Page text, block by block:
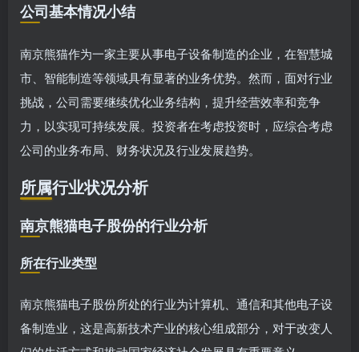
公司基本情况小结
南京熊猫作为一家主要从事电子设备制造的企业，在智慧城
市、智能制造等领域具有显著的业务优势。然而，面对行业
挑战，公司需要继续优化业务结构，提升经营效率和竞争
力，以实现可持续发展。投资者在考虑投资时，应综合考虑
公司的业务布局、财务状况及行业发展趋势。
所属行业状况分析
南京熊猫电子股份的行业分析
所在行业类型
南京熊猫电子股份所处的行业为计算机、通信和其他电子设
备制造业，这是高新技术产业的核心组成部分，对于改变人